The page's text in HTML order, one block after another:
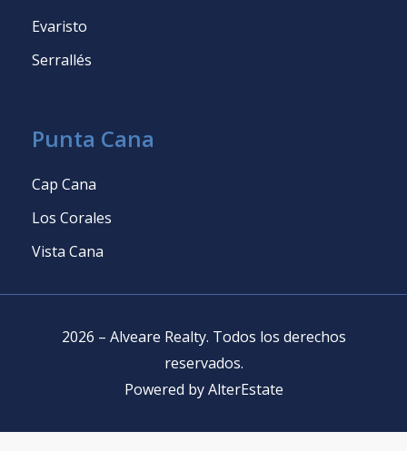
Evaristo
Serrallés
Punta Cana
Cap Cana
Los Corales
Vista Cana
2026 – Alveare Realty. Todos los derechos
reservados.
Powered by AlterEstate